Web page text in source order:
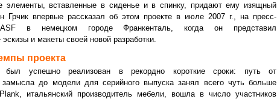
элементы, вставленные в сиденье и в спинку, придают ему изящный
Грчик впервые рассказал об этом проекте в июле 2007 г., на пресс-
в немецком городе Франкенталь, когда он представил
и макеты своей новой разработки.
проекта
был успешно реализован в рекордно короткие сроки: путь от
замысла до модели для серийного выпуска занял всего чуть больше
итальянский производитель мебели, вошла в число участников